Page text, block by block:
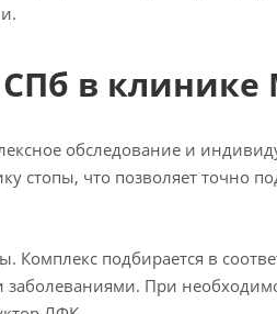
в клинике
обследование и
стопы, что позволяет точно
подбирается в
заболеваниями. При